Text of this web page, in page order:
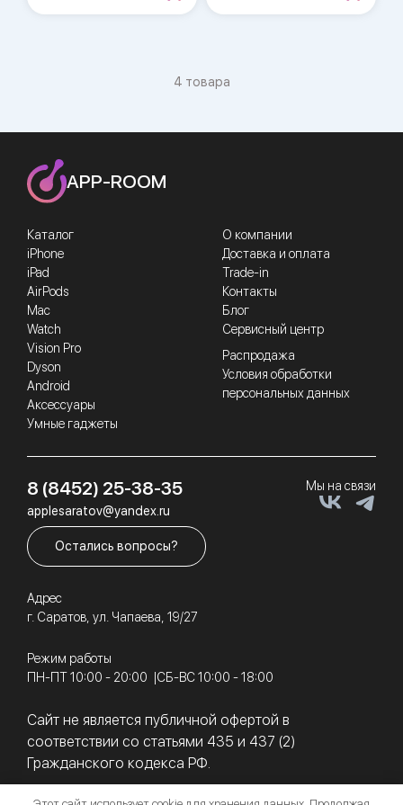
4 товара
Каталог
iPhone
iPad
AirPods
Mac
Watch
Vision Pro
Dyson
Android
Аксессуары
Умные гаджеты
О компании
Доставка и оплата
Trade-in
Контакты
Блог
Сервисный центр
Распродажа
Условия обработки
персональных данных
APP-ROOM
8 (8452) 25-38-35
applesaratov@yandex.ru
Остались вопросы?
Адрес
г. Саратов, ул. Чапаева, 19/27
Режим работы
ПН-ПТ 10:00 - 20:00
СБ-ВС 10:00 - 18:00
Сайт не является публичной офертой в
соответствии со статьями 435 и 437 (2)
Гражданского кодекса РФ.
Мы на связи